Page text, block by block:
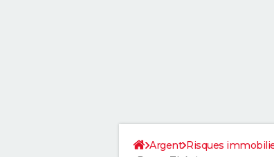
Argent Risques